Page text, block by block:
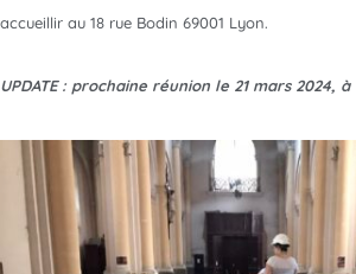
accueillir au 18 rue Bodin 69001 Lyon.
UPDATE : prochaine réunion le 21 mars 2024,